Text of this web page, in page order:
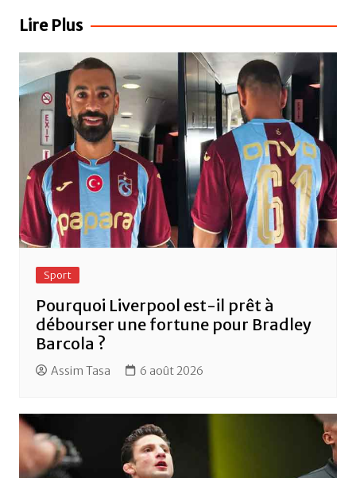
b
o
k
A
p
er
l’article
Lire Plus
Sport
Pourquoi Liverpool est-il prêt à
débourser une fortune pour Bradley
Barcola ?
Assim Tasa 6 août 2026